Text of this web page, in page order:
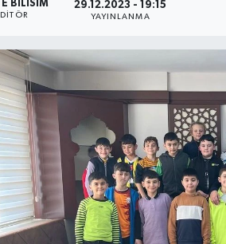
TE BILISIM 29.12.2023 - 19:15
YAYINLANMA